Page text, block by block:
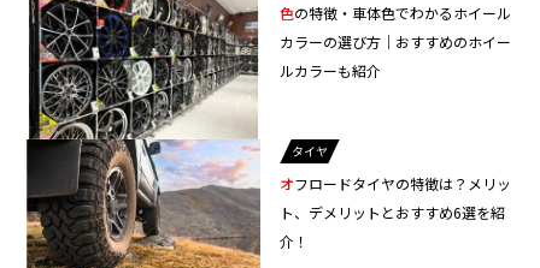
色の特徴・車体色でわかるホイール
カラーの選び方｜おすすめのホイー
ルカラーも紹介
タイヤ
オフロードタイヤの特徴は？メリッ
ト、デメリットとおすすめ6選を紹
介！